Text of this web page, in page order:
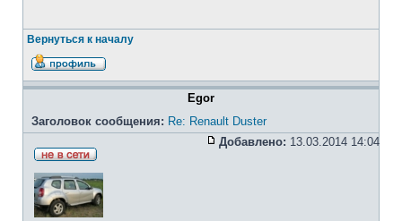
Вернуться к началу
Egor
Заголовок сообщения: Re: Renault Duster
Добавлено: 13.03.2014 14:04